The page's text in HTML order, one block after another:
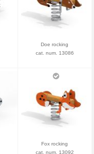
Doe rocking
cat. num. 13086
Fox rocking
cat. num. 13092